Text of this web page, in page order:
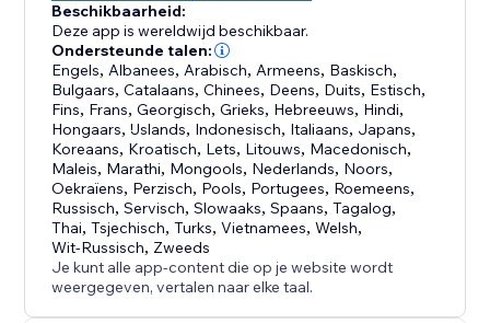
Beschikbaarheid:
Deze app is wereldwijd beschikbaar.
Ondersteunde talen:
Engels, Albanees, Arabisch, Armeens, Baskisch,
Bulgaars,Catalaans,Chinees, Deens, Duits, Estisch,
Fins, Frans,Georgisch,Grieks, Hebreeuws, Hindi,
Hongaars,IJslands, Indonesisch, Italiaans, Japans,
Koreaans, Kroatisch, Lets, Litouws, Macedonisch,
Maleis, Marathi, Mongools, Nederlands, Noors,
Oekraïens, Perzisch, Pools, Portugees, Roemeens,
Russisch,Servisch,Slowaaks,Spaans,Tagalog,
Thai,Tsjechisch,Turks,Vietnamees,Welsh,
Wit-Russisch, Zweeds
Je kunt alle app-content die op je website wordt
weergegeven, vertalen naar elke taal.